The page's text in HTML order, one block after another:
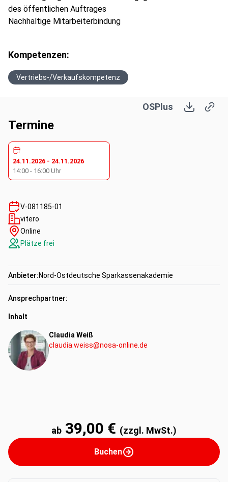
des öffentlichen Auftrages
Nachhaltige Mitarbeiterbindung
Kompetenzen:
Vertriebs-/Verkaufskompetenz
OSPlus
Termine
24.11.2026 - 24.11.2026
14:00 - 16:00 Uhr
V-081185-01
vitero
Online
Plätze frei
Anbieter:Nord-Ostdeutsche Sparkassenakademie
Ansprechpartner:
Inhalt
Claudia Weiß
claudia.weiss@nosa-online.de
ab 39,00 € (zzgl. MwSt.)
Buchen